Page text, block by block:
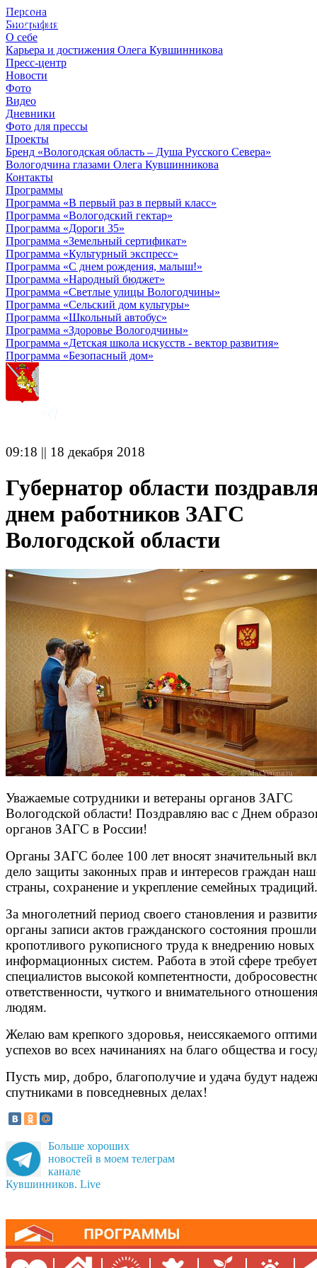
Персона
Биография
О себе
Карьера и достижения Олега Кувшинникова
Пресс-центр
Новости
Фото
Видео
Дневники
Фото для прессы
Проекты
Бренд «Вологодская область – Душа Русского Севера»
Вологодчина глазами Олега Кувшинникова
Контакты
Программы
Программа «В первый раз в первый класс»
Программа «Вологодский гектар»
Программа «Дороги 35»
Программа «Земельный сертификат»
Программа «Культурный экспресс»
Программа «С днем рождения, малыш!»
Программа «Народный бюджет»
Программа «Светлые улицы Вологодчины»
Программа «Сельский дом культуры»
Программа «Школьный автобус»
Программа «Здоровье Вологодчины»
Программа «Детская школа искусств - вектор развития»
Программа «Безопасный дом»
09:18 || 18 декабря 2018
Губернатор области
днем работников ЗАГС
Вологодской области
Уважаемые сотрудники и ветераны органов ЗАГС
Вологодской области! Поздравляю вас с Днем
органов ЗАГС в России!
Органы ЗАГС более 100 лет вносят значительный
дело защиты законных прав и интересов граждан
страны, сохранение и укрепление семейных традиций.
За многолетний период своего становления и
органы записи актов гражданского состояния
кропотливого рукописного труда к внедрению новых
информационных систем. Работа в этой сфере
специалистов высокой компетентности,
ответственности, чуткого и внимательного
людям.
Желаю вам крепкого здоровья, неиссякаемого
успехов во всех начинаниях на благо общества и
Пусть мир, добро, благополучие и удача будут
спутниками в повседневных делах!
Больше хороших
новостей в моем телеграм
канале
Кувшинников. Live
© 2012 - 2023,
КУВШИННИКОВ О.А.